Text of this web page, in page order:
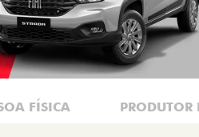
FÍSICA PRODUTOR